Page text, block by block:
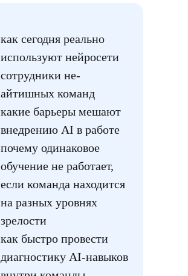
как сегодня реально
используют нейросети
сотрудники не-
айтишных команд
какие барьеры мешают
внедрению AI в работе
почему одинаковое
обучение не работает,
если команда находится
на разных уровнях
зрелости
как быстро провести
диагностику AI-навыков